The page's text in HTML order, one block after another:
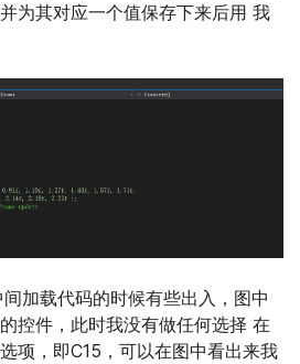
为其对应一个值保存下来后用 我
加载代码的时候有些出入，图中
控件，此时我没有做任何选择 在
项，即C15，可以在图中看出来我